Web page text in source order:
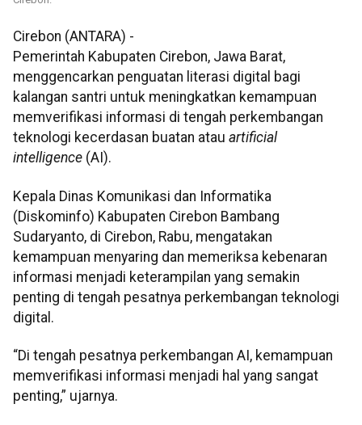
Cirebon (ANTARA) -
Pemerintah Kabupaten Cirebon, Jawa Barat,
menggencarkan penguatan literasi digital bagi
kalangan santri untuk meningkatkan kemampuan
memverifikasi informasi di tengah perkembangan
teknologi kecerdasan buatan atau artificial
intelligence (AI).
Kepala Dinas Komunikasi dan Informatika
(Diskominfo) Kabupaten Cirebon Bambang
Sudaryanto, di Cirebon, Rabu, mengatakan
kemampuan menyaring dan memeriksa kebenaran
informasi menjadi keterampilan yang semakin
penting di tengah pesatnya perkembangan teknologi
digital.
“Di tengah pesatnya perkembangan AI, kemampuan
memverifikasi informasi menjadi hal yang sangat
penting,” ujarnya.